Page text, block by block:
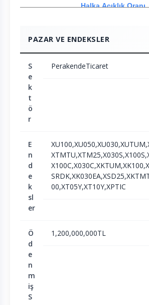
Halka Açıklık Oranı
PAZAR VE ENDEKSLER
S
e
k
t
ö
r
PerakendeTicaret
E
n
d
e
k
sl
er
00,XT05Y,XT10Y,XPTIC
Ö
d
e
n
m
iş
S
1,200,000,000TL